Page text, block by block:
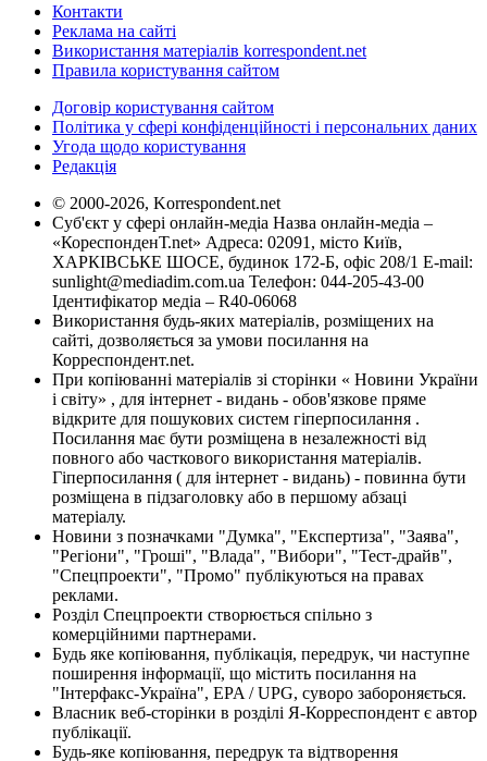
Контакти
Реклама на сайті
Використання матеріалів korrespondent.net
Правила користування сайтом
Договір користування сайтом
Політика у сфері конфіденційності і персональних даних
Угода щодо користування
Редакція
© 2000-2026, Korrespondent.net
Суб'єкт у сфері онлайн-медіа Назва онлайн-медіа –
«КореспонденТ.net» Адреса: 02091, місто Київ,
ХАРКІВСЬКЕ ШОСЕ, будинок 172-Б, офіс 208/1 E-mail:
sunlight@mediadim.com.ua Телефон: 044-205-43-00
Ідентифікатор медіа – R40-06068
Використання будь-яких матеріалів, розміщених на
сайті, дозволяється за умови посилання на
Корреспондент.net.
При копіюванні матеріалів зі сторінки « Новини України
і світу» , для інтернет - видань - обов'язкове пряме
відкрите для пошукових систем гіперпосилання .
Посилання має бути розміщена в незалежності від
повного або часткового використання матеріалів.
Гіперпосилання ( для інтернет - видань) - повинна бути
розміщена в підзаголовку або в першому абзаці
матеріалу.
Новини з позначками "Думка", "Експертиза", "Заява",
"Регіони", "Гроші", "Влада", "Вибори", "Тест-драйв",
"Спецпроекти", "Промо" публікуються на правах
реклами.
Розділ Спецпроекти створюється спільно з
комерційними партнерами.
Будь яке копіювання, публікація, передрук, чи наступне
поширення інформації, що містить посилання на
"Інтерфакс-Україна", EPA / UPG, суворо забороняється.
Власник веб-сторінки в розділі Я-Корреспондент є автор
публікації.
Будь-яке копіювання, передрук та відтворення